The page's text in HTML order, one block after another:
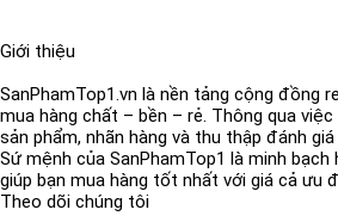
Giới thiệu
SanPhamTop1.vn là nền tảng cộng đồng
mua hàng chất – bền – rẻ. Thông qua
sản phẩm, nhãn hàng và thu thập đánh
Sứ mệnh của SanPhamTop1 là minh
giúp bạn mua hàng tốt nhất với giá cả ưu
Theo dõi chúng tôi